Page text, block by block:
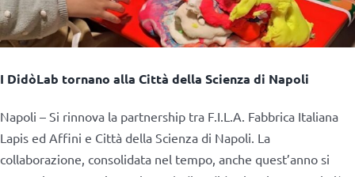
I DidòLab tornano alla Città della Scienza di Napoli
Napoli – Si rinnova la partnership tra F.I.L.A. Fabbrica Italiana
Lapis ed Affini e Città della Scienza di Napoli. La
collaborazione, consolidata nel tempo, anche quest’anno si